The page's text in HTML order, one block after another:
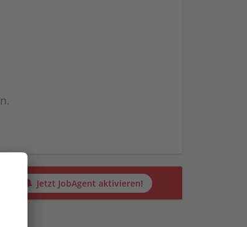
Jetzt JobAgent aktivieren!